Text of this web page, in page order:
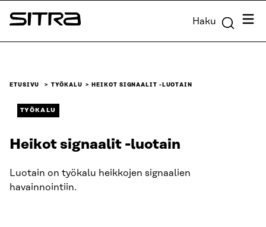
Siirry
suoraan
Sitra Haku
ETUSIVU TYÖKALU HEIKOT SIGNAALIT -LUOTAIN
TYÖKALU
Heikot signaalit -luotain
Luotain on työkalu heikkojen signaalien
havainnointiin.